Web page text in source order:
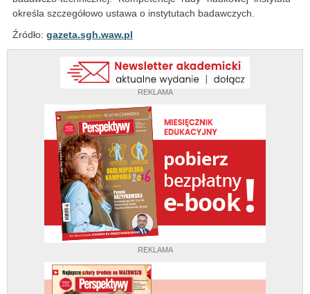
REKLAMA
REKLAMA
określa szczegółowo ustawa o instytutach badawczych.
Źródło: gazeta.sgh.waw.pl